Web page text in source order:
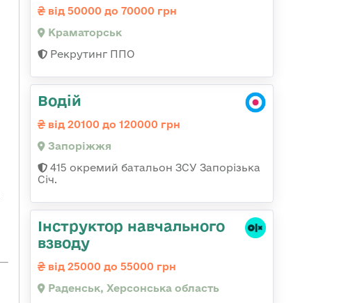
від 50000 до 70000 грн
Краматорськ
Рекрутинг ППО
Водій
від 20100 до 120000 грн
Запоріжжя
415 окремий батальон ЗСУ Запорізька
Січ.
Інструктор навчального
взводу
від 25000 до 55000 грн
Раденськ, Херсонська область